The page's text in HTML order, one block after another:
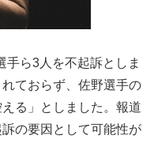
手ら3人を不起訴としま
ておらず、佐野選手の
る」としました。報道
の要因として可能性が